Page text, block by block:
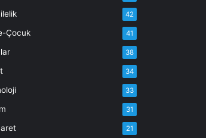
42
Çocuk 41
38
34
33
31
21